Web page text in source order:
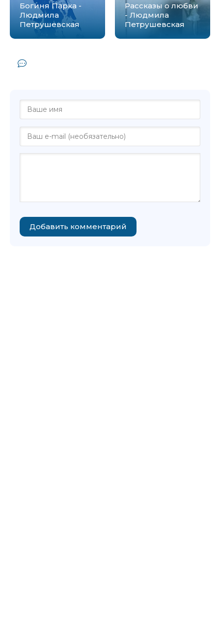
Богиня Парка -
Людмила
Петрушевская
Рассказы о любви
- Людмила
Петрушевская
Добавить комментарий